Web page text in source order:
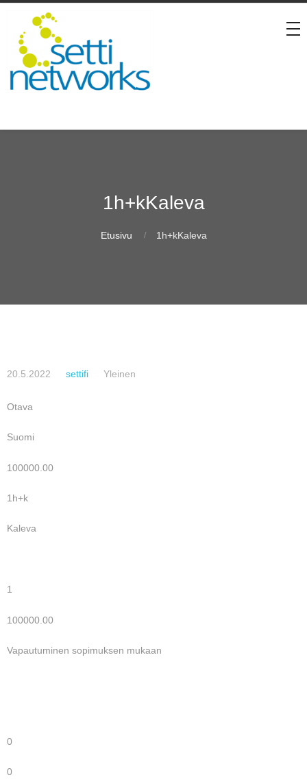
1h+kKaleva
Etusivu 1h+kKaleva
20.5.2022 settifi Yleinen
Otava
Suomi
100000.00
1h+k
Kaleva
1
100000.00
Vapautuminen sopimuksen mukaan
0
0